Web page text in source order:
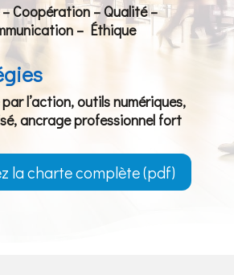
Coopération – Qualité –
– Éthique
l’action, outils numériques,
ancrage professionnel fort
la charte complète (pdf)